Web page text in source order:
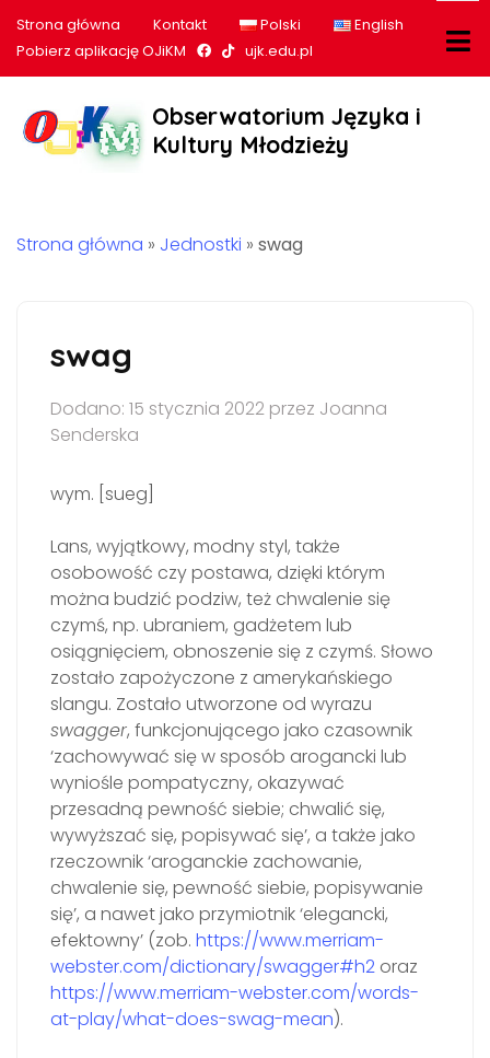
Strona główna Kontakt Polski
English
Pobierz aplikację OJiKM
Nasz profil na Facebook
Nasz profil na tiktok
ujk.edu.pl
Obserwatorium Języka i
Kultury Młodzieży
Strona główna » Jednostki » swag
swag
Dodano: 15 stycznia 2022 przez Joanna
Senderska
wym. [sueg]
Lans, wyjątkowy, modny styl, także
osobowość czy postawa, dzięki którym
można budzić podziw, też chwalenie się
czymś, np. ubraniem, gadżetem lub
osiągnięciem, obnoszenie się z czymś. Słowo
zostało zapożyczone z amerykańskiego
slangu. Zostało utworzone od wyrazu
swagger, funkcjonującego jako czasownik
‘zachowywać się w sposób arogancki lub
wyniośle pompatyczny, okazywać
przesadną pewność siebie; chwalić się,
wywyższać się, popisywać się’, a także jako
rzeczownik ‘aroganckie zachowanie,
chwalenie się, pewność siebie, popisywanie
się’, a nawet jako przymiotnik ‘elegancki,
efektowny’ (zob. https://www.merriam-
webster.com/dictionary/swagger#h2 oraz
https://www.merriam-webster.com/words-
at-play/what-does-swag-mean).